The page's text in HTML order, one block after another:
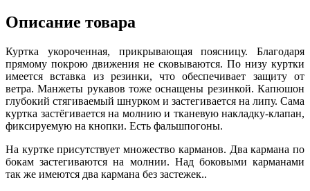
Описание товара
Куртка укороченная, прикрывающая поясницу. Благодаря
прямому покрою движения не сковываются. По низу куртки
имеется вставка из резинки, что обеспечивает защиту от
ветра. Манжеты рукавов тоже оснащены резинкой. Капюшон
глубокий стягиваемый шнурком и застегивается на липу. Сама
куртка застёгивается на молнию и тканевую накладку-клапан,
фиксируемую на кнопки. Есть фальшпогоны.
На куртке присутствует множество карманов. Два кармана по
бокам застегиваются на молнии. Над боковыми карманами
так же имеются два кармана без застежек..